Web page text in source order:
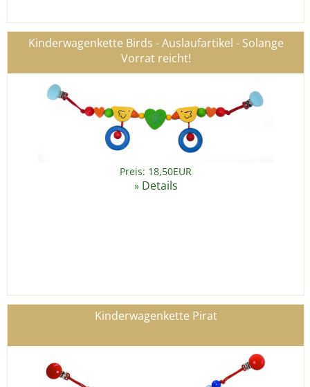
Kinderwagenkette Birds - Auslaufartikel - Solange
Vorrat reicht!
Preis: 18,50EUR
» Details
Kinderwagenkette Pirat